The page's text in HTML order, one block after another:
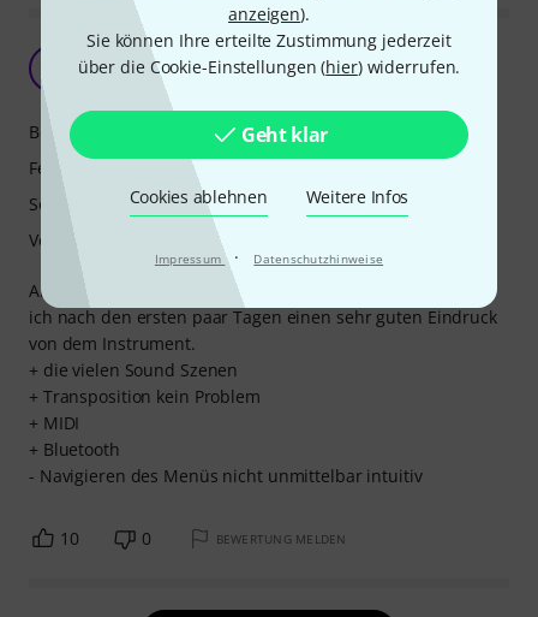
anzeigen).
Sie können Ihre erteilte Zustimmung jederzeit
über die Cookie-Einstellungen (hier) widerrufen.
Geht klar
Cookies ablehnen Weitere Infos
Impressum · Datenschutzhinweise
IMHO Für Anfänger bestens geeignet
SaxNewbee 05.03.2022
Als absoluter Bläsereinsteiger im Alter von 70 Jahren habe
ich nach den ersten paar Tagen einen sehr guten Eindruck
von dem Instrument.
+ die vielen Sound Szenen
+ Transposition kein Problem
+ MIDI
+ Bluetooth
- Navigieren des Menüs nicht unmittelbar intuitiv
Bedienung
Features
Sound
Verarbeitung
10 0 BEWERTUNG MELDEN